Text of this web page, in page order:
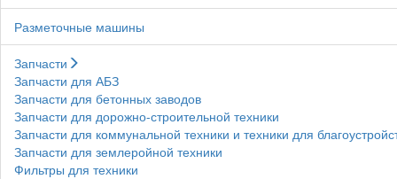
Разметочные машины
Запчасти
Запчасти для АБЗ
Запчасти для бетонных заводов
Запчасти для дорожно-строительной техники
Запчасти для коммунальной техники и техники для
Запчасти для землеройной техники
Фильтры для техники